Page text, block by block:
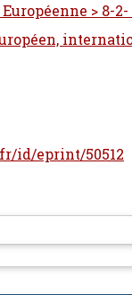
> 8-
id/eprint/50512